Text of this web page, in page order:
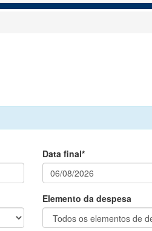
Data final*
Elemento da despesa